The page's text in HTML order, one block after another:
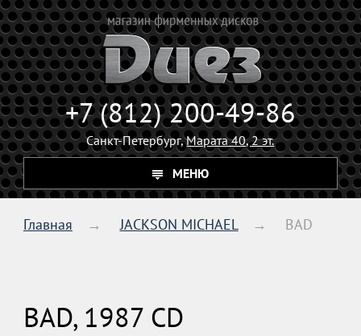
+7 (812) 200-49-86
Санкт-Петербург,Марата 40, 2 эт.
МЕНЮ
Главная JACKSON MICHAEL BAD
BAD, 1987 CD